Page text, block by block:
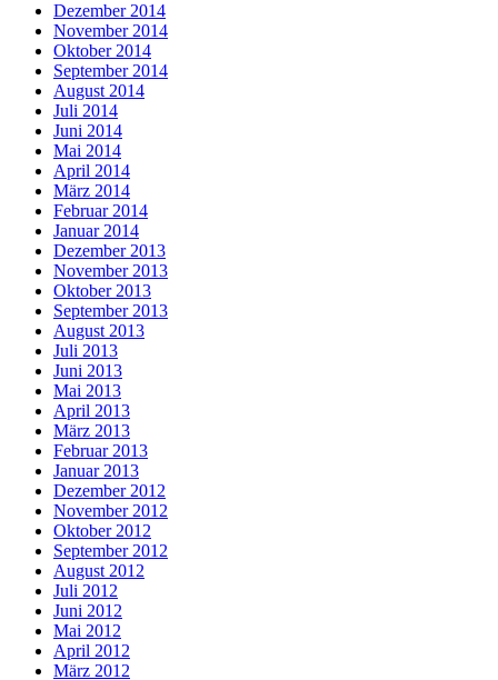
Dezember 2014
November 2014
Oktober 2014
September 2014
August 2014
Juli 2014
Juni 2014
Mai 2014
April 2014
März 2014
Februar 2014
Januar 2014
Dezember 2013
November 2013
Oktober 2013
September 2013
August 2013
Juli 2013
Juni 2013
Mai 2013
April 2013
März 2013
Februar 2013
Januar 2013
Dezember 2012
November 2012
Oktober 2012
September 2012
August 2012
Juli 2012
Juni 2012
Mai 2012
April 2012
März 2012